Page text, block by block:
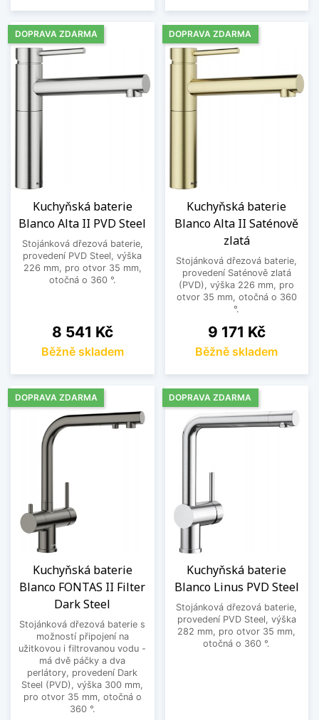
Kuchyňská baterie
Blanco Alta II PVD Steel
Stojánková dřezová baterie,
provedení PVD Steel, výška
226 mm, pro otvor 35 mm,
otočná o 360 °.
Cena
8 541 Kč
Běžně skladem
DOPRAVA ZDARMA
Kuchyňská baterie
Blanco Alta II Saténově
zlatá
Stojánková dřezová baterie,
provedení Saténově zlatá
(PVD), výška 226 mm, pro
otvor 35 mm, otočná o 360
°.
Cena
9 171 Kč
Běžně skladem
DOPRAVA ZDARMA
Kuchyňská baterie
Blanco FONTAS II Filter
Dark Steel
Stojánková dřezová baterie s
možností připojení na
užitkovou i filtrovanou vodu -
má dvě páčky a dva
perlátory, provedení Dark
Steel (PVD), výška 300 mm,
pro otvor 35 mm, otočná o
360 °.
DOPRAVA ZDARMA
Kuchyňská baterie
Blanco Linus PVD Steel
Stojánková dřezová baterie,
provedení PVD Steel, výška
282 mm, pro otvor 35 mm,
otočná o 360 °.
DOPRAVA ZDARMA